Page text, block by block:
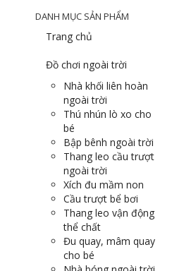
DANH MỤC SẢN PHẨM
Trang chủ
Đồ chơi ngoài trời
Nhà khối liên hoàn
ngoài trời
Thú nhún lò xo cho
bé
Bập bênh ngoài trời
Thang leo cầu trượt
ngoài trời
Xích đu mầm non
Cầu trượt bể bơi
Thang leo vận động
thể chất
Đu quay, mâm quay
cho bé